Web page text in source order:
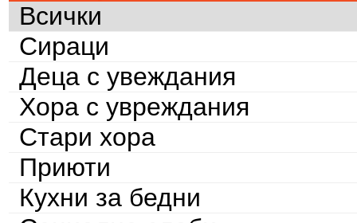
Всички
Сираци
Деца с увеждания
Хора с увреждания
Стари хора
Приюти
Кухни за бедни